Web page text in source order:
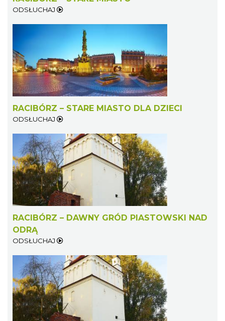
ODSŁUCHAJ
RACIBÓRZ – STARE MIASTO DLA DZIECI
ODSŁUCHAJ
RACIBÓRZ – DAWNY GRÓD PIASTOWSKI NAD
ODRĄ
ODSŁUCHAJ